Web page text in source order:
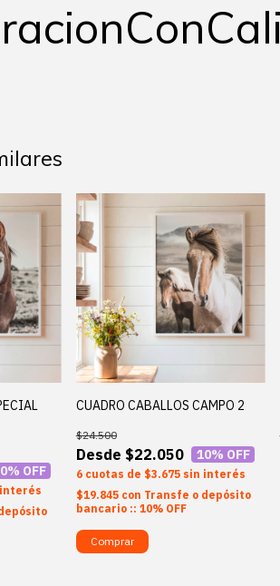
% OFF
CUADRO CABALLOS CAMPO 2
$22.050
$24.500
10% OFF
6 $3.675 sin interés
$19.845 con Transfe o depósito
bancario :: 10% OFF
Comprar